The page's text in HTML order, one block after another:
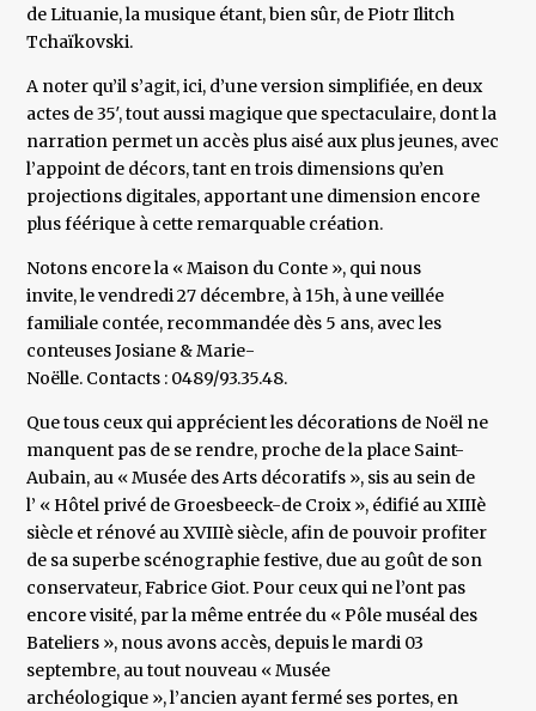
de Lituanie, la musique étant, bien sûr, de Piotr Ilitch
Tchaïkovski.
A noter qu’il s’agit, ici, d’une version simplifiée, en deux
actes de 35′, tout aussi magique que spectaculaire, dont la
narration permet un accès plus aisé aux plus jeunes, avec
l’appoint de décors, tant en trois dimensions qu’en
projections digitales, apportant une dimension encore
plus féérique à cette remarquable création.
Notons encore la « Maison du Conte », qui nous
invite, le vendredi 27 décembre, à 15h, à une veillée
familiale contée, recommandée dès 5 ans, avec les
conteuses Josiane & Marie-
Noëlle. Contacts : 0489/93.35.48.
Que tous ceux qui apprécient les décorations de Noël ne
manquent pas de se rendre, proche de la place Saint-
Aubain, au « Musée des Arts décoratifs », sis au sein de
l’ « Hôtel privé de Groesbeeck-de Croix », édifié au XIIIè
siècle et rénové au XVIIIè siècle, afin de pouvoir profiter
de sa superbe scénographie festive, due au goût de son
conservateur, Fabrice Giot. Pour ceux qui ne l’ont pas
encore visité, par la même entrée du « Pôle muséal des
Bateliers », nous avons accès, depuis le mardi 03
septembre, au tout nouveau « Musée
archéologique », l’ancien ayant fermé ses portes, en